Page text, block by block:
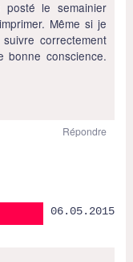
posté le semainier
Même si je
correctement
bonne conscience.
Répondre
06.05.2015